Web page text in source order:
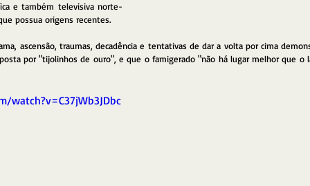
e também televisiva norte-
possua origens recentes.
ascensão, traumas, decadência e tentativas de dar a volta por cima
por "tijolinhos de ouro", e que o famigerado "não há lugar melhor que o
watch?v=C37jWb3JDbc